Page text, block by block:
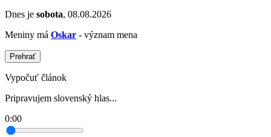
Dnes je sobota, 08.08.2026
Meniny má Oskar - význam mena
Prehrať
Vypočuť článok
Pripravujem slovenský hlas...
0:00